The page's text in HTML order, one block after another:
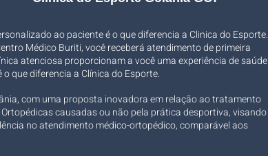
ao paciente é o que diferencia a Clinica do Esporte.
Médico Buriti, você receberá atendimento de primeira
atenciosa proporcionam a você uma experiência de saúde
que diferencia a Clínica do Esporte.
com uma proposta inovadora em relação ao tratamento
causadas ou não pela prática desportiva, visando
no atendimento médico-ortopédico, comparável aos